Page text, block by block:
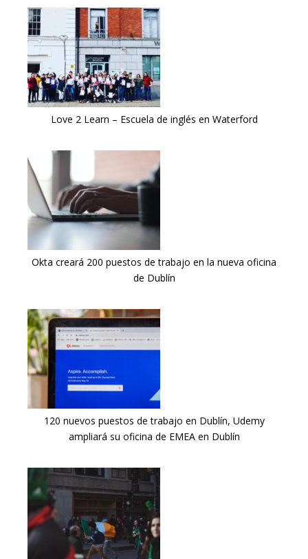
Love 2 Learn – Escuela de inglés en Waterford
Okta creará 200 puestos de trabajo en la nueva oficina
de Dublín
120 nuevos puestos de trabajo en Dublín, Udemy
ampliará su oficina de EMEA en Dublín